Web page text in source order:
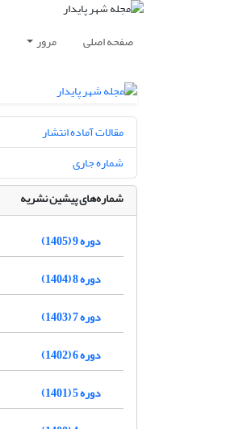
صفحه اصلی مرور
مقالات آماده انتشار
شماره جاری
شماره‌های پیشین نشریه
دوره 9 (1405)
دوره 8 (1404)
دوره 7 (1403)
دوره 6 (1402)
دوره 5 (1401)